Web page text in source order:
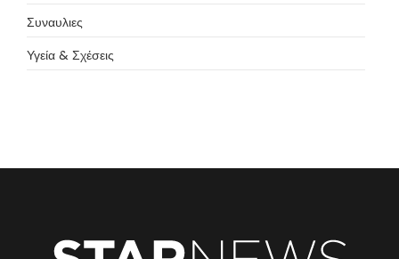
Συναυλιες
Υγεία & Σχέσεις